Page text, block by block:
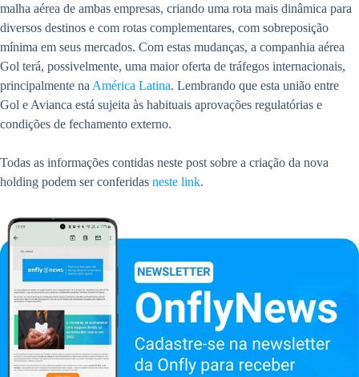
malha aérea de ambas empresas, criando uma rota mais dinâmica para
diversos destinos e com rotas complementares, com sobreposição
mínima em seus mercados. Com estas mudanças, a companhia aérea
Gol terá, possivelmente, uma maior oferta de tráfegos internacionais,
principalmente na América Latina. Lembrando que esta união entre
Gol e Avianca está sujeita às habituais aprovações regulatórias e
condições de fechamento externo.
Todas as informações contidas neste post sobre a criação da nova
holding podem ser conferidas neste link.